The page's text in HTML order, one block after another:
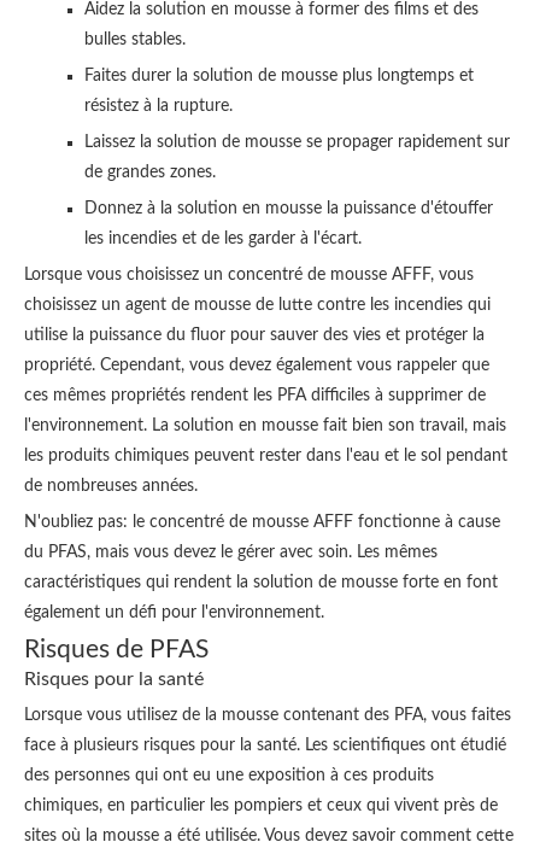
Aidez la solution en mousse à former des films et des
bulles stables.
Faites durer la solution de mousse plus longtemps et
résistez à la rupture.
Laissez la solution de mousse se propager rapidement sur
de grandes zones.
Donnez à la solution en mousse la puissance d'étouffer
les incendies et de les garder à l'écart.
Lorsque vous choisissez un concentré de mousse AFFF, vous
choisissez un agent de mousse de lutte contre les incendies qui
utilise la puissance du fluor pour sauver des vies et protéger la
propriété. Cependant, vous devez également vous rappeler que
ces mêmes propriétés rendent les PFA difficiles à supprimer de
l'environnement. La solution en mousse fait bien son travail, mais
les produits chimiques peuvent rester dans l'eau et le sol pendant
de nombreuses années.
N'oubliez pas: le concentré de mousse AFFF fonctionne à cause
du PFAS, mais vous devez le gérer avec soin. Les mêmes
caractéristiques qui rendent la solution de mousse forte en font
également un défi pour l'environnement.
Risques de PFAS
Risques pour la santé
Lorsque vous utilisez de la mousse contenant des PFA, vous faites
face à plusieurs risques pour la santé. Les scientifiques ont étudié
des personnes qui ont eu une exposition à ces produits
chimiques, en particulier les pompiers et ceux qui vivent près de
sites où la mousse a été utilisée. Vous devez savoir comment cette